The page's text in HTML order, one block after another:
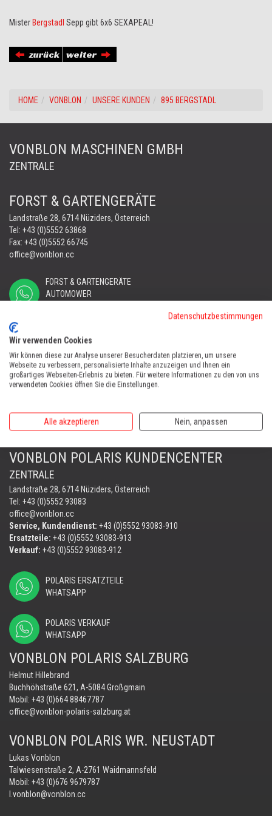
MisterBergstadl Sepp gibt 6x6 SEXAPEAL!
zurück weiter
HOME VONBLON UNSERE KUNDEN 895 BERGSTADL
VONBLON MASCHINEN GMBH
ZENTRALE
FORST & GARTENGERÄTE
Landstraße 28, 6714 Nüziders, Österreich
Tel: +43 (0)5552 63868
Fax: +43 (0)5552 66745
office@vonblon.cc
FORST & GARTENGERÄTE
AUTOMOWER
AUTOMOWER
Automower Kundendienst Nüziders
Tel:+43 (0)5552 31607
AUTOMOWER SHOP LUSTENAU
Harry Zudrell
+43 676 780 96 73
VONBLON POLARIS KUNDENCENTER
ZENTRALE
Landstraße 28, 6714 Nüziders, Österreich
Tel: +43 (0)5552 93083
office@vonblon.cc
Service, Kundendienst: +43 (0)5552 93083-910
Ersatzteile: +43 (0)5552 93083-913
Verkauf: +43 (0)5552 93083-912
POLARIS ERSATZTEILE
WHATSAPP
POLARIS VERKAUF
WHATSAPP
VONBLON POLARIS SALZBURG
Helmut Hillebrand
Buchhöhstraße 621, A-5084 Großgmain
Mobil: +43 (0)664 88467787
office@vonblon-polaris-salzburg.at
VONBLON POLARIS WR. NEUSTADT
Lukas Vonblon
Talwiesenstraße 2, A-2761 Waidmannsfeld
Mobil: +43 (0)676 9679787
l.vonblon@vonblon.cc
Datenschutzbestimmungen
Wir verwenden Cookies
Wir können diese zur Analyse unserer Besucherdaten platzieren, um unsere
Webseite zu verbessern, personalisierte Inhalte anzuzeigen und Ihnen ein
großartiges Webseiten-Erlebnis zu bieten. Für weitere Informationen zu den von uns
verwendeten Cookies öffnen Sie die Einstellungen.
Alle akzeptieren Nein, anpassen